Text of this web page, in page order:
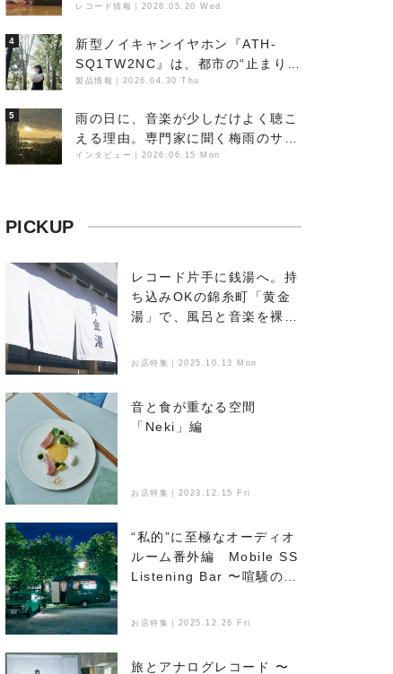
レコード情報 2026.05.20 Wed
4
新型ノイキャンイヤホン『ATH-
SQ1TW2NC』は、都市の“止まり
木”になり得るーシンガーソングラ
製品情報 2026.04.30 Thu
5
雨の日に、音楽が少しだけよく聴こ
える理由。専門家に聞く梅雨のサウ
ンドスケープ
インタビュー 2026.06.15 Mon
PICKUP
レコード片手に銭湯へ。持
ち込みOKの錦糸町「黄金
湯」で、風呂と音楽を裸で
お店特集｜2025.10.13 Mon
音と食が重なる空間
「Neki」編
お店特集｜2023.12.15 Fri
“私的”に至極なオーディオ
ルーム番外編 Mobile SS
Listening Bar 〜喧騒のな
る、新たなオアシス〜
お店特集｜2025.12.26 Fri
旅とアナログレコード 〜